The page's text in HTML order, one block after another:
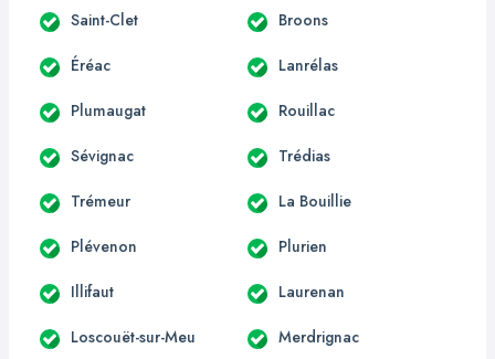
Saint-Clet Broons
Éréac Lanrélas
Plumaugat Rouillac
Sévignac Trédias
Trémeur La Bouillie
Plévenon Plurien
Illifaut Laurenan
Loscouët-sur-Meu Merdrignac